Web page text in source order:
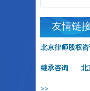
友情链
北京律师股权咨
继承咨询 北
>>